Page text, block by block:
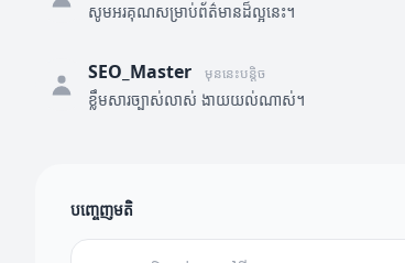
សូមអរគុណសម្រាប់ព័ត៌មានដ៏ល្អនេះ។
SEO_Master មុននេះបន្តិច
ខ្លឹមសារច្បាស់លាស់ ងាយយល់ណាស់។
បញ្ចេញមតិ